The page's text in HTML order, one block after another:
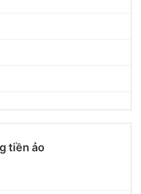
tiền ảo